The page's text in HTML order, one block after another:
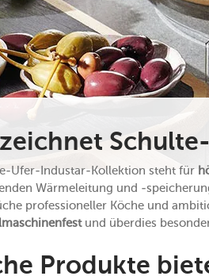
Ufer-Industar-Kollektion steht für
Wärmeleitung und -
professioneller Köche und
und überdies
Produkte